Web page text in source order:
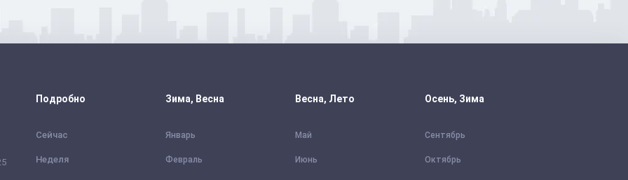
Подробно
Сейчас
Неделя
Зима, Весна
Январь
Февраль
Весна, Лето
Май
Июнь
Осень, Зима
Сентябрь
Октябрь